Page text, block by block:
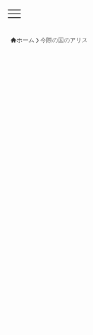
ホーム 今際の国のアリス